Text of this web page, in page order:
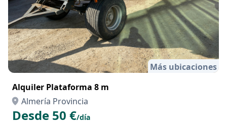
Más ubicaciones
Alquiler Plataforma 8 m
Almería Provincia
Desde 50 €/día